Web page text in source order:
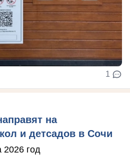
1
на
и детсадов в Сочи
год